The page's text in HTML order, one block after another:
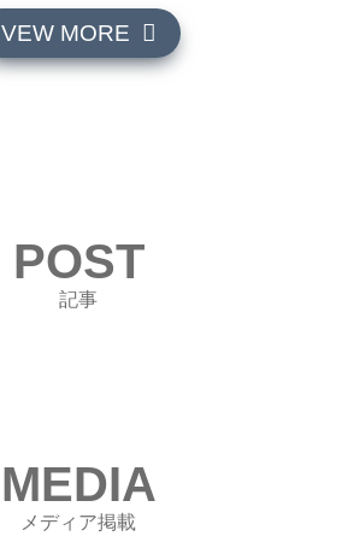
VEW MORE
POST
記事
MEDIA
メディア掲載